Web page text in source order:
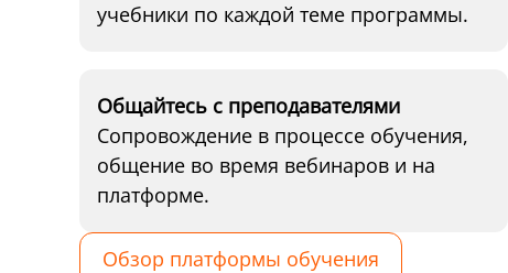
учебники по каждой теме программы.
Общайтесь с преподавателями
Сопровождение в процессе обучения,
общение во время вебинаров и на
платформе.
Обзор платформы обучения